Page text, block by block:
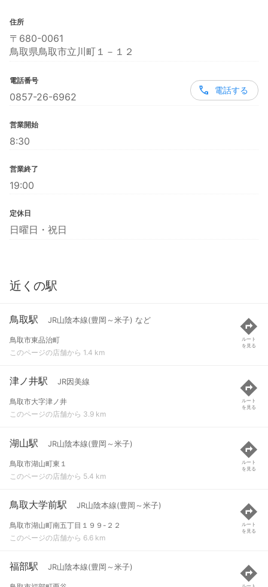
住所
〒680-0061
鳥取県鳥取市立川町１－１２
電話番号
0857-26-6962
電話する
営業開始
8:30
営業終了
19:00
定休日
日曜日・祝日
近くの駅
鳥取駅 JR山陰本線(豊岡～米子) など
鳥取市東品治町
このページの店舗から 1.4 km
ルート
を見る
津ノ井駅 JR因美線
鳥取市大字津ノ井
このページの店舗から 3.9 km
ルート
を見る
湖山駅 JR山陰本線(豊岡～米子)
鳥取市湖山町東１
このページの店舗から 5.4 km
ルート
を見る
鳥取大学前駅 JR山陰本線(豊岡～米子)
鳥取市湖山町南五丁目１９９-２２
このページの店舗から 6.6 km
ルート
を見る
福部駅 JR山陰本線(豊岡～米子)